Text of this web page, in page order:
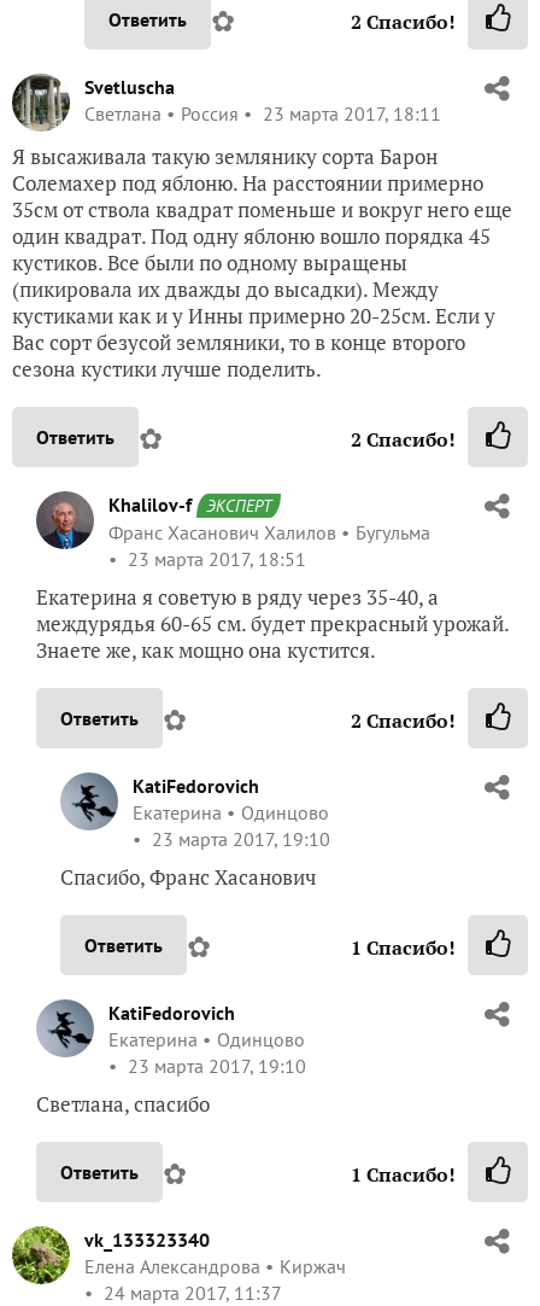
Ответить ✿ 2 Спасибо!
Svetluscha
Светлана
Россия 23 марта 2017, 18:11
Я высаживала такую землянику сорта Барон
Солемахер под яблоню. На расстоянии примерно
35см от ствола квадрат поменьше и вокруг него еще
один квадрат. Под одну яблоню вошло порядка 45
кустиков. Все были по одному выращены
(пикировала их дважды до высадки). Между
кустиками как и у Инны примерно 20-25см. Если у
Вас сорт безусой земляники, то в конце второго
сезона кустики лучше поделить.
Ответить ✿ 2 Спасибо!
Khalilov-f ЭКСПЕРТ
Франс Хасанович Халилов
Бугульма
23 марта 2017, 18:51
Екатерина я советую в ряду через 35-40, а
междурядья 60-65 см. будет прекрасный урожай.
Знаете же, как мощно она кустится.
Ответить ✿ 2 Спасибо!
KatiFedorovich
Екатерина
Одинцово
23 марта 2017, 19:10
Спасибо, Франс Хасанович
Ответить ✿ 1 Спасибо!
KatiFedorovich
Екатерина
Одинцово
23 марта 2017, 19:10
Светлана, спасибо
Ответить ✿ 1 Спасибо!
vk_133323340
Елена Александрова
Киржач
24 марта 2017, 11:37